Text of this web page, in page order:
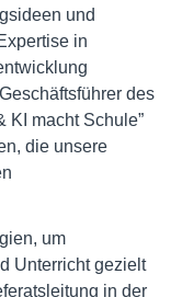
und
in
des
KI macht Schule”
die unsere
um
Unterricht gezielt
in der